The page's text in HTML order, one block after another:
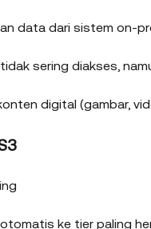
data dari sistem on-
sering diakses,
digital (gambar,
ke tier paling